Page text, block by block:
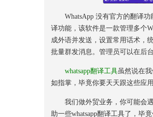
WhatsApp 没有官方的翻译功
译功能，该软件是一款管理多个
成外语并发送，设置常用话术，
批量群发消息。管理员可以在后
whatsapp翻译工具虽然说在
如指掌，毕竟你要天天跟这些应用
我们做外贸业务，你可能会遇
助一些whatsapp翻译工具了，毕